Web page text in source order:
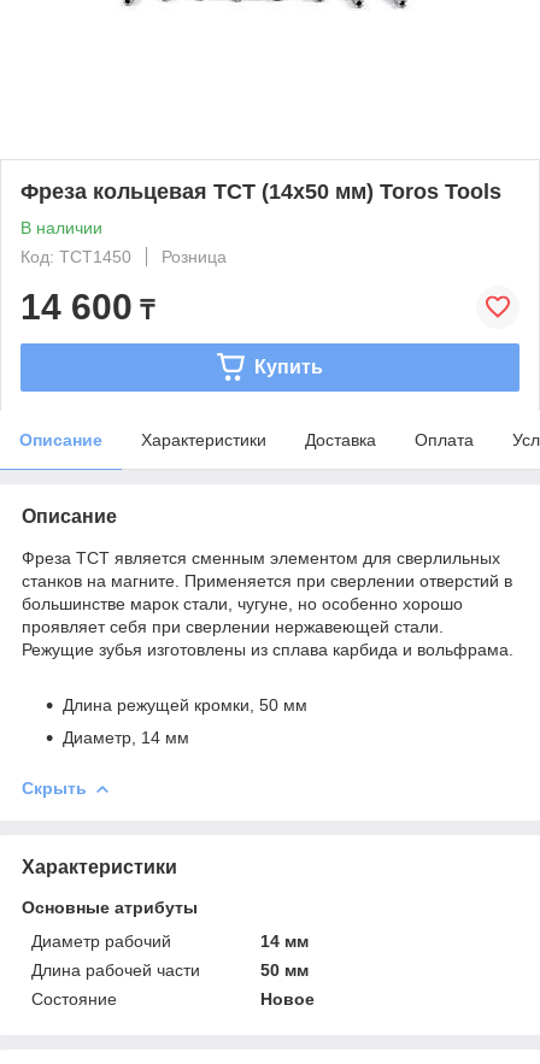
Фреза кольцевая TCT (14x50 мм) Toros Tools
В наличии
Код: TCT1450
Розница
14 600 ₸
Купить
Описание Характеристики Доставка Оплата
Описание
Фреза TCT является сменным элементом для сверлильных
станков на магните. Применяется при сверлении отверстий в
большинстве марок стали, чугуне, но особенно хорошо
проявляет себя при сверлении нержавеющей стали.
Режущие зубья изготовлены из сплава карбида и вольфрама.
Длина режущей кромки, 50 мм
Диаметр, 14 мм
Скрыть
Характеристики
Основные атрибуты
Диаметр рабочий
14 мм
Длина рабочей части
50 мм
Состояние
Новое